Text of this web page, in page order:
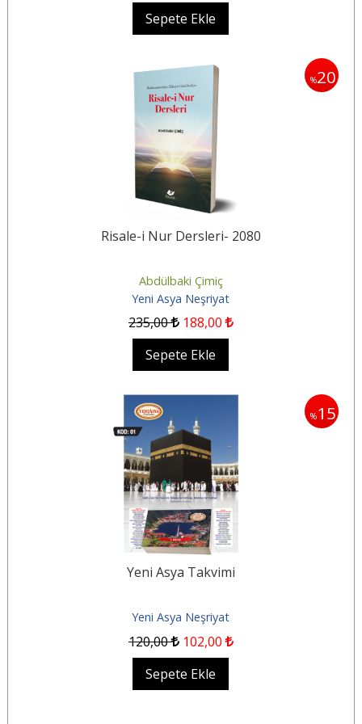
Sepete Ekle
%20
Risale-i Nur Dersleri- 2080
Abdülbaki Çimiç
Yeni Asya Neşriyat
235,00 188,00
Sepete Ekle
%15
Yeni Asya Takvimi
Yeni Asya Neşriyat
120,00 102,00
Sepete Ekle